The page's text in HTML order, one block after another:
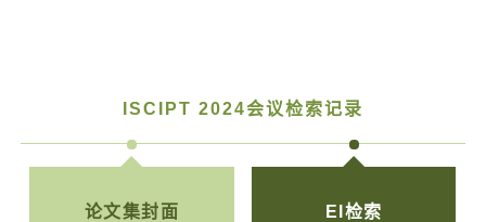
ISCIPT 2024会议检索记录
论文集封面 EI检索